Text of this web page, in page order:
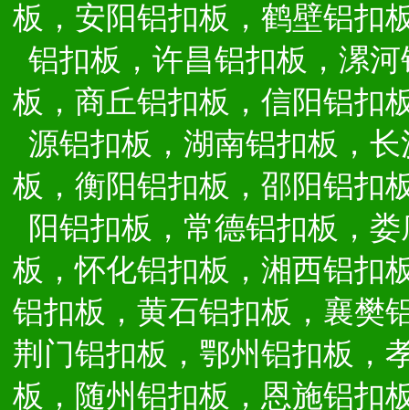
板，安阳铝扣板，鹤壁铝扣
铝扣板，许昌铝扣板，漯
板，商丘铝扣板，信阳铝扣
源铝扣板，湖南铝扣板，
板，衡阳铝扣板，邵阳铝扣
阳铝扣板，常德铝扣板，
板，怀化铝扣板，湘西铝扣
铝扣板，黄石铝扣板，襄樊
荆门铝扣板，鄂州铝扣板，
板，随州铝扣板，恩施铝扣